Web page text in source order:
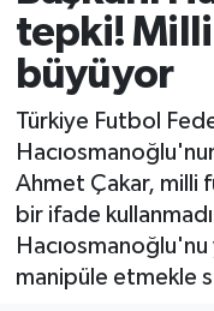
tepki! Milli
büyüyor
Türkiye Futbol
Ahmet Çakar, milli
bir ifade
manipüle etmekle
Siyaset
Tüm Manşetler
Son Dakika
Haber Arşivi